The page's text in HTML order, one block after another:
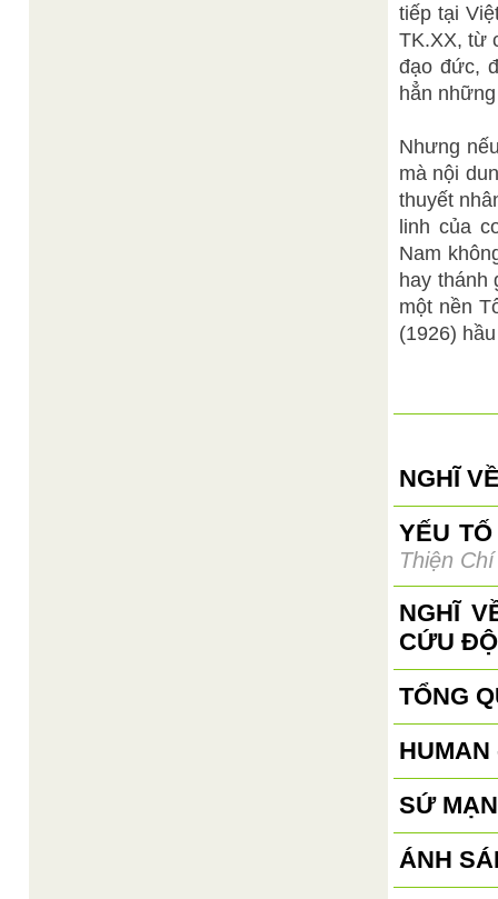
tiếp tại
TK.XX, từ
đạo đức,
hẳn
Nhưng
mà nội
thuyết
linh của
Nam
hay thánh
một nền
(1926)
NGHĨ
YẾU
Thiện Chí
NGHĨ
CỨU
TỔNG
HUMAN
SỨ
ÁNH